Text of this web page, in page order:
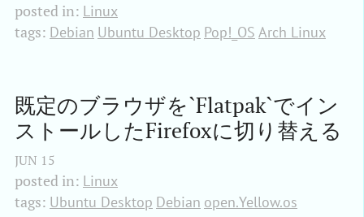
posted in: Linux
tags: Debian Ubuntu Desktop Pop!_OS Arch Linux
既定のブラウザを`Flatpak`でイン
ストールしたFirefoxに切り替える
JUN 15
posted in: Linux
tags: Ubuntu Desktop Debian open.Yellow.os